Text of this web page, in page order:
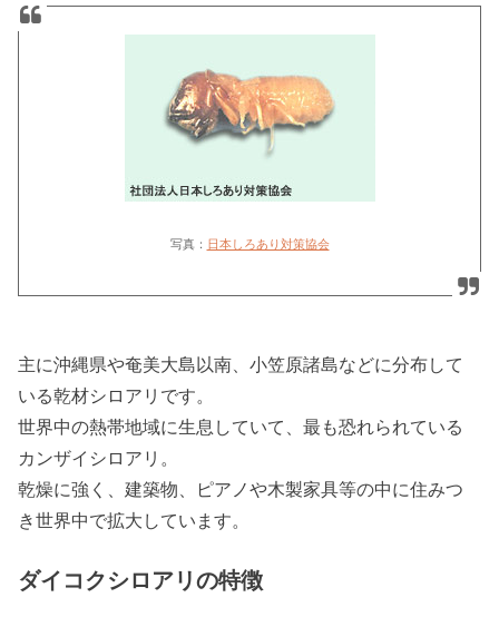
写真： 日本しろあり対策協会
主に沖縄県や奄美大島以南、小笠原諸島などに分布して
いる乾材シロアリです。
世界中の熱帯地域に生息していて、最も恐れられている
カンザイシロアリ。
乾燥に強く、建築物、ピアノや木製家具等の中に住みつ
き世界中で拡大しています。
ダイコクシロアリの特徴